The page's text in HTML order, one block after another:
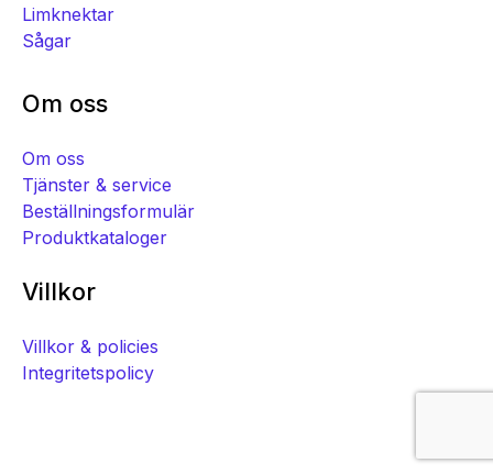
Limknektar
Sågar
Om oss
Om oss
Tjänster & service
Beställningsformulär
Produktkataloger
Villkor
Villkor & policies
Integritetspolicy